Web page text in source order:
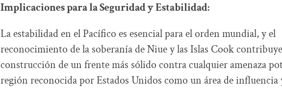
Implicaciones para la Seguridad y Estabilidad:
La estabilidad en el Pacífico es esencial para el orden mundial, y el
reconocimiento de la soberanía de Niue y las Islas Cook
construcción de un frente más sólido contra cualquier amenaza
región reconocida por Estados Unidos como un área de influencia